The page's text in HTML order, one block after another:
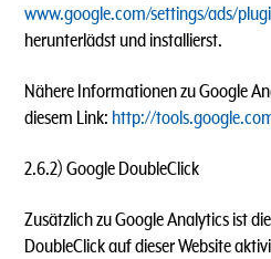
www.google.com/settings/ads/
herunterlädst und installierst.
Nähere Informationen zu Google
diesem Link: http://
2.6.2) Google DoubleClick
Zusätzlich zu Google Analytics ist
DoubleClick auf dieser Website